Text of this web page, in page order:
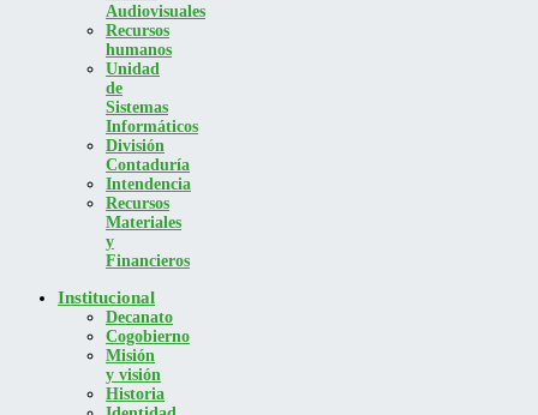
Audiovisuales
Recursos
humanos
Unidad
de
Sistemas
Informáticos
División
Contaduría
Intendencia
Recursos
Materiales
y
Financieros
Institucional
Decanato
Cogobierno
Misión
y visión
Historia